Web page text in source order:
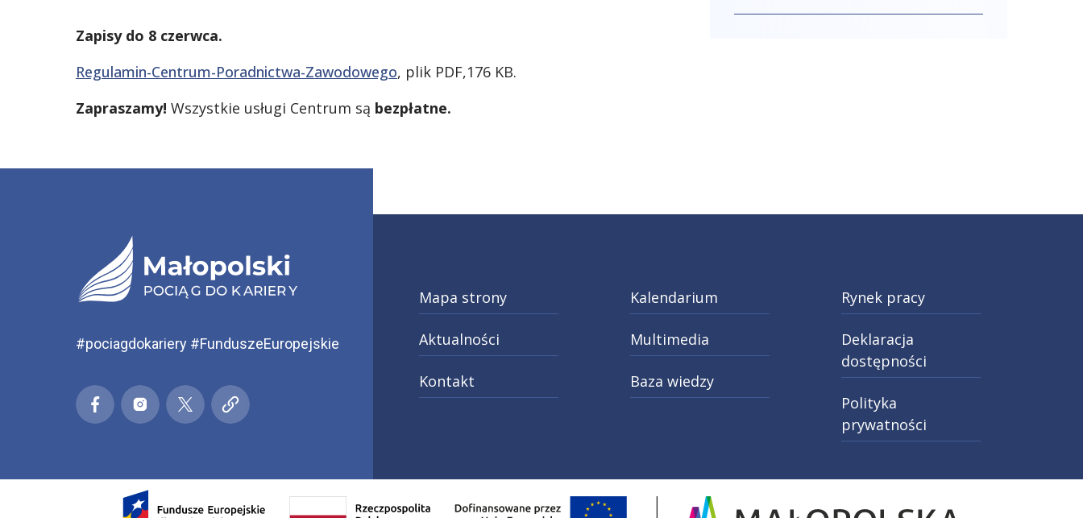
Zapisy do 8 czerwca.
Regulamin-Centrum-Poradnictwa-Zawodowego, plik PDF,176 KB.
Zapraszamy! Wszystkie usługi Centrum są bezpłatne.
#pociagdokariery #FunduszeEuropejskie
Małopolski pociąg do kariery
Małopolski pociąg do kariery
Małopolski pociąg do kariery
Małopolski pociąg do kariery
Mapa strony
Aktualności
Kontakt
Kalendarium
Multimedia
Baza wiedzy
Rynek pracy
Deklaracja
dostępności
Polityka
prywatności
Otwarcie w nowej karcie: Przejdź do strony Fundusze Europejskie dla Małopolski 2021-2027Otwarcie w nowej karcie: Przejdź do strony O projekcie. Informacja o dofinansowaniu przez
Otwarcie w nowej karcie: Przejdź do strony Logo 4